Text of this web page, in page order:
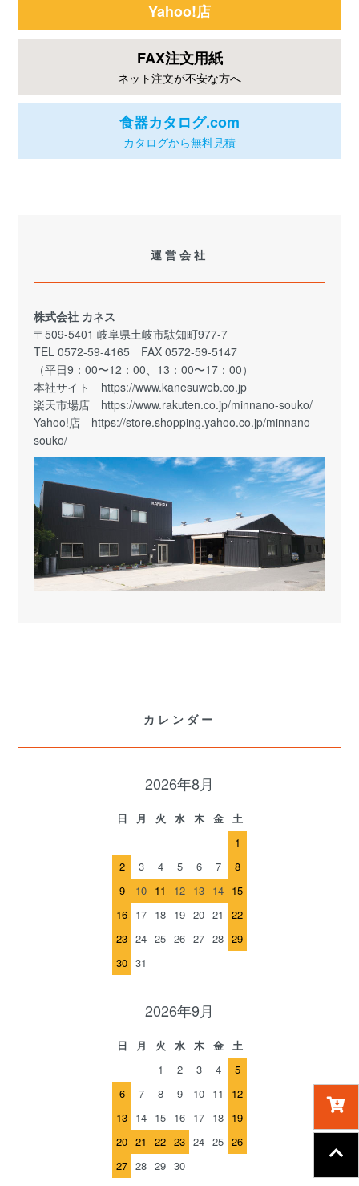
Yahoo!店
FAX注文用紙
ネット注文が不安な方へ
食器カタログ.com
カタログから無料見積
運営会社
株式会社 カネス
〒509-5401 岐阜県土岐市駄知町977-7
TEL 0572-59-4165 FAX 0572-59-5147
（平日9：00〜12：00、13：00〜17：00）
本社サイト https://www.kanesuweb.co.jp
楽天市場店 https://www.rakuten.co.jp/minnano-souko/
Yahoo!店 https://store.shopping.yahoo.co.jp/minnano-
souko/
カレンダー
2026年8月
日 月 火 水 木 金
土
1
2
3 4 5 6 7
8
9
10 11 12 13 14 15
16 17 18 19 20 21
22
23 24 25 26 27 28 29
30 31
2026年9月
日 月 火 水 木 金
土
1
2 3 4
5
6
7 8 9 10 11
12
13 14 15 16 17 18 19
20 21 22 23 24 25 26
27 28 29 30